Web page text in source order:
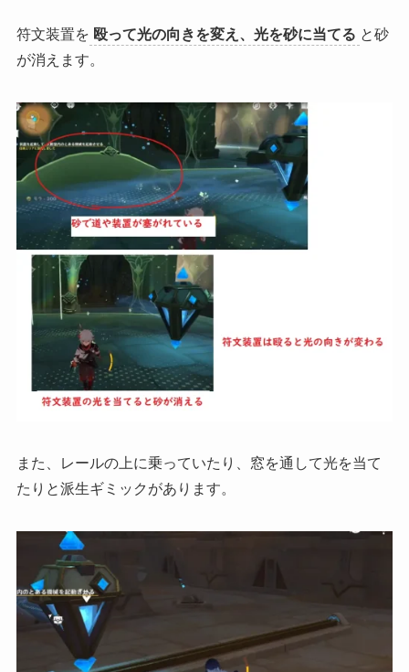
符文装置を 殴って光の向きを変え、光を砂に当てる と砂
が消えます。
また、レールの上に乗っていたり、窓を通して光を当て
たりと派生ギミックがあります。